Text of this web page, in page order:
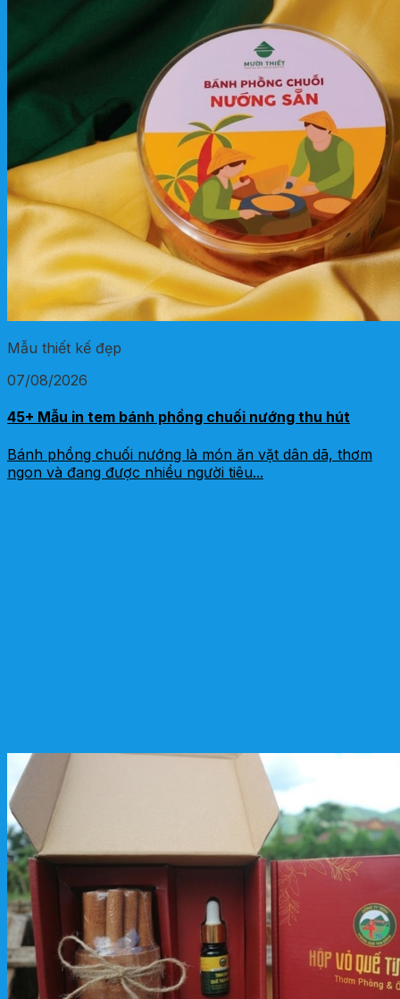
Mẫu thiết kế đẹp
07/08/2026
45+ Mẫu in tem bánh phồng chuối nướng thu hút
Bánh phồng chuối nướng là món ăn vặt dân dã, thơm
ngon và đang được nhiều người tiêu...